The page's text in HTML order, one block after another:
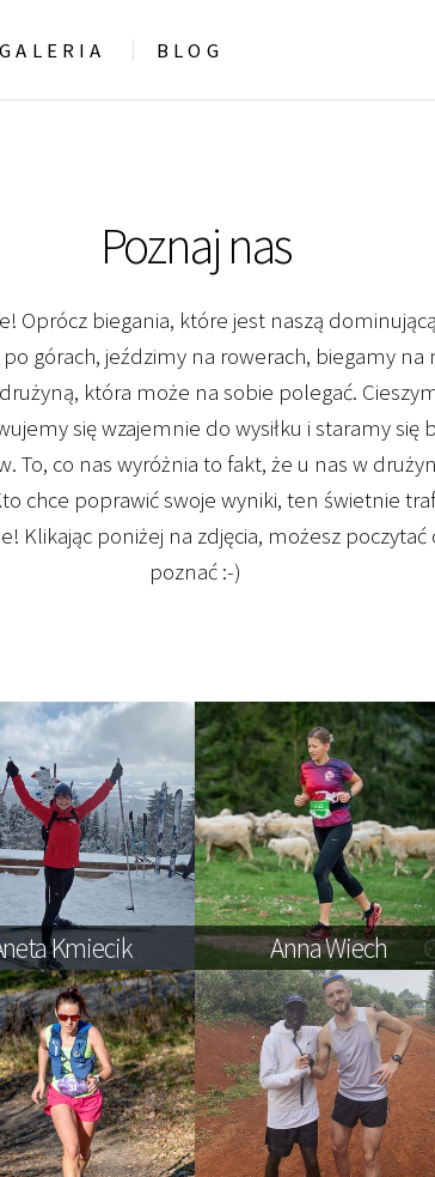
GALERIA BLOG
Poznaj nas
Oprócz biegania, które jest naszą
górach, jeździmy na rowerach, biegamy
która może na sobie polegać.
się wzajemnie do wysiłku i staramy
To, co nas wyróżnia to fakt, że u nas w
chce poprawić swoje wyniki, ten świetnie
Klikając poniżej na zdjęcia, możesz
poznać :-)
Kmiecik Anna Wiech